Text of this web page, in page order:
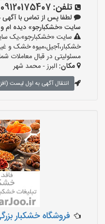
تلفن: 09120175407
لطفا پس از تماس با آگهی
سایت «خشکبارجو» دیده ام و کد «آگهی-
سایت «خشکبارجو»،یک
خشکبار،آجیل،میوه خشک و
مسئولیتی در قبال معاملات
مکان: البرز - محمد شهر
انتقال آگهی به اول لیست
فروشگاه خشکبار